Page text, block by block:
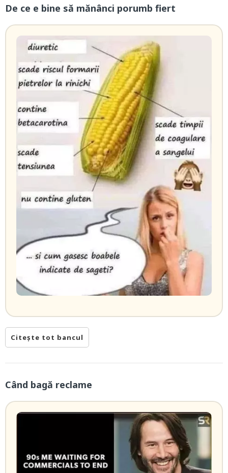
De ce e bine să mănânci porumb fiert
Citește tot bancul
Când bagă reclame